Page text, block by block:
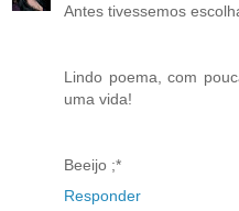
Antes tivessemos
Lindo poema, com
uma vida!
Beeijo ;*
Responder